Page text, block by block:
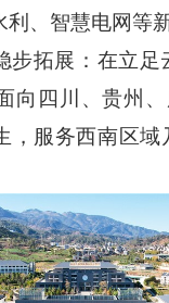
、智慧电网等
步拓展：在立足
向四川、贵州
，服务西南区域